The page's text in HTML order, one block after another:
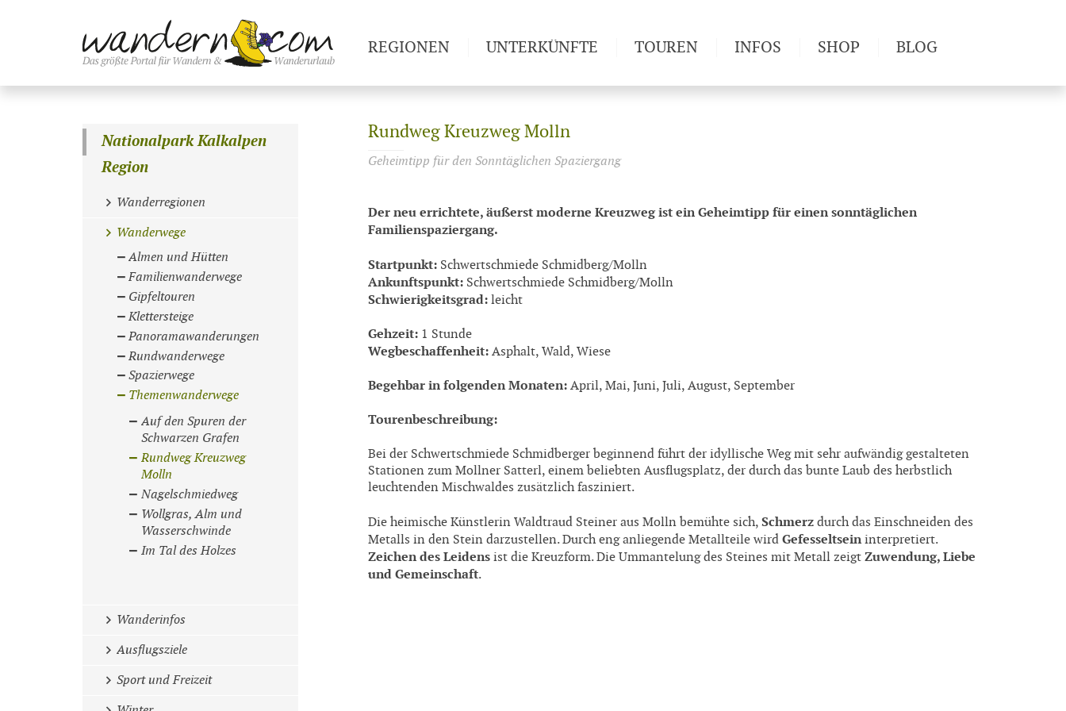
Rundweg Kreuzweg Molln
Geheimtipp für den Sonntäglichen Spaziergang
Der neu errichtete, äußerst moderne Kreuzweg ist ein Geheimtipp für einen sonntäglichen
Familienspaziergang.
Startpunkt: Schwertschmiede Schmidberg/Molln
Ankunftspunkt: Schwertschmiede Schmidberg/Molln
Schwierigkeitsgrad: leicht
Gehzeit: 1 Stunde
Wegbeschaffenheit: Asphalt, Wald, Wiese
Begehbar in folgenden Monaten: April, Mai, Juni, Juli, August, September
Tourenbeschreibung:
Bei der Schwertschmiede Schmidberger beginnend führt der idyllische Weg mit sehr aufwändig gestalteten
Stationen zum Mollner Satterl, einem beliebten Ausflugsplatz, der durch das bunte Laub des herbstlich
leuchtenden Mischwaldes zusätzlich fasziniert.
Die heimische Künstlerin Waldtraud Steiner aus Molln bemühte sich, Schmerz durch das Einschneiden des
Metalls in den Stein darzustellen. Durch eng anliegende Metallteile wird Gefesseltsein interpretiert.
Zeichen des Leidens ist die Kreuzform. Die Ummantelung des Steines mit Metall zeigt Zuwendung, Liebe
und Gemeinschaft.
Nationalpark Kalkalpen
Region
Wanderregionen
Wanderwege
Almen und Hütten
Familienwanderwege
Gipfeltouren
Klettersteige
Panoramawanderungen
Rundwanderwege
Spazierwege
Themenwanderwege
Auf den Spuren der
Schwarzen Grafen
Rundweg Kreuzweg
Molln
Nagelschmiedweg
Wollgras, Alm und
Wasserschwinde
Im Tal des Holzes
Wanderinfos
Ausflugsziele
Sport und Freizeit
REGIONEN UNTERKÜNFTE TOUREN INFOS
Newsletter
SHOP BLOG